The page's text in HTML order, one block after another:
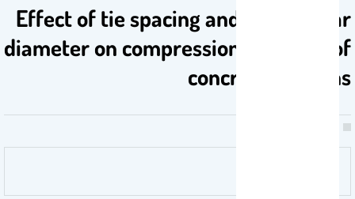
Effect of tie spacing and GFRP rebar
diameter on compression behavior of
concrete columns